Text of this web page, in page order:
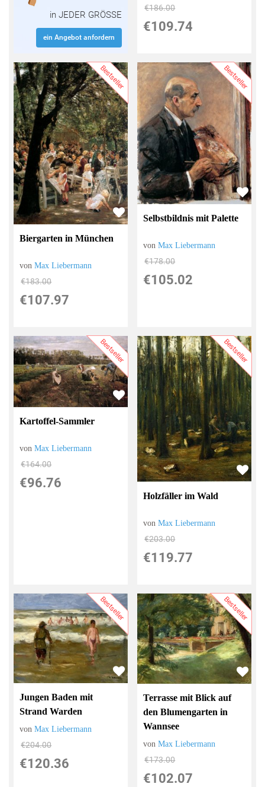
in JEDER GRÖSSE
ein Angebot anfordern
€186.00
€109.74
Bestseller
Biergarten in München
vonMax Liebermann
€183.00
€107.97
Bestseller
Selbstbildnis mit Palette
vonMax Liebermann
€178.00
€105.02
Bestseller
Kartoffel-Sammler
vonMax Liebermann
€164.00
€96.76
Bestseller
Holzfäller im Wald
vonMax Liebermann
€203.00
€119.77
Bestseller
Jungen Baden mit
Strand Warden
vonMax Liebermann
€204.00
€120.36
Bestseller
Terrasse mit Blick auf
den Blumengarten in
Wannsee
vonMax Liebermann
€173.00
€102.07